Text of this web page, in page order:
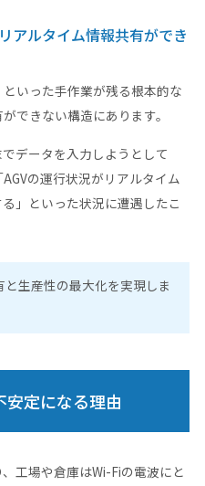
アルタイム情報共有ができ
といった手作業が残る根本的な
できない構造にあります。
データを入力しようとして
の運行状況がリアルタイム
」といった状況に遭遇したこ
生産性の最大化を実現しま
定になる理由
工場や倉庫はWi-Fiの電波にと